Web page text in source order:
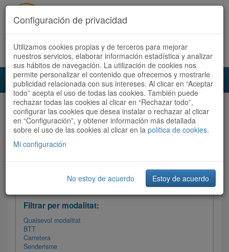
Accedeix Registra't ara Español Català
Audioruta Totes les rutes
Totes les rutes Ordenar per:Més recents/ Dificultat /
Filtrar les rutes
Filtrar per modalitat:
Qualsevol modalitat
BTT
Carretera
Senderisme
Configuración de privacidad
Utilizamos cookies propias y de terceros para mejorar
nuestros servicios, elaborar información estadística y analizar
sus hábitos de navegación. La utilización de cookies nos
permite personalizar el contenido que ofrecemos y mostrarle
publicidad relacionada con sus intereses. Al clicar en “Aceptar
todo” acepta el uso de todas las cookies. También puede
rechazar todas las cookies al clicar en “Rechazar todo”,
configurar las cookies que desea instalar o rechazar al clicar
en “Configuración”, y obtener información más detallada
sobre el uso de las cookies al clicar en la politica de cookies.
Mi configuración
No estoy de acuerdo Estoy de acuerdo